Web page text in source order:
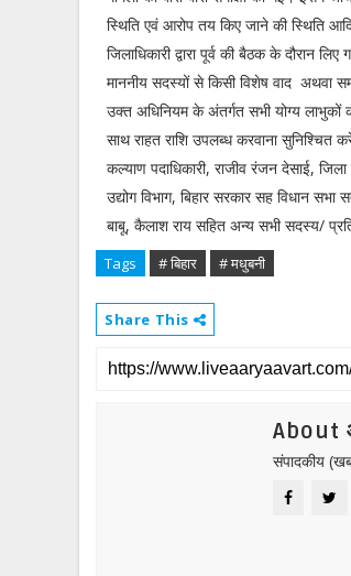
स्थिति एवं आरोप तय किए जाने की स्थिति
जिलाधिकारी द्वारा पूर्व की बैठक के दौरान
माननीय सदस्यों से किसी विशेष वाद अथवा
उक्त अधिनियम के अंतर्गत सभी योग्य
साथ राहत राशि उपलब्ध करवाना
कल्याण पदाधिकारी, राजीव रंजन देसाई,
उद्योग विभाग, बिहार सरकार सह विधान
बाबू, कैलाश राय सहित अन्य सभी सदस्य/
Tags # बिहार # मधुबनी
Share This
About
संपादकीय